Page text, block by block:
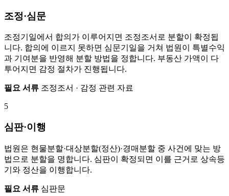
조정·심문
조정기일에서 합의가 이루어지면 조정조서로 분할이 확정됩
니다. 합의에 이르지 못하면 심문기일을 거쳐 법원이 특별수익
과 기여분을 반영해 분할 방법을 정합니다. 부동산 가액이 다
투어지면 감정 절차가 진행됩니다.
필요 서류 조정조서 · 감정 관련 자료
5
심판·이행
법원은 현물분할·대상분할(정산)·경매분할 중 사건에 맞는 방
법으로 분할을 명합니다. 심판이 확정되면 이를 근거로 상속등
기와 정산을 이행합니다.
필요 서류 심판문